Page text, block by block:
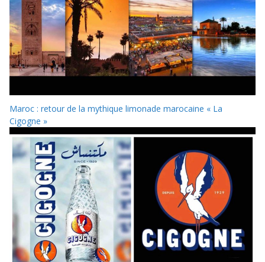
Maroc : retour de la mythique limonade marocaine « La
Cigogne »